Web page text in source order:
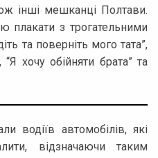
інші мешканці Полтави.
плакати з трогательними
та поверніть мого тата”,
хочу обійняти брата” та
водіїв автомобілів, які
відзначаючи таким